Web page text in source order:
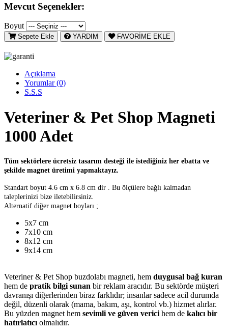
Mevcut Seçenekler:
Boyut
Sepete Ekle YARDIM FAVORİME EKLE
Açıklama
Yorumlar (0)
S.S.S
Veteriner & Pet Shop Magneti
1000 Adet
Tüm sektörlere ücretsiz tasarım desteği ile istediğiniz her ebatta ve
şekilde magnet üretimi yapmaktayız.
Standart boyut 4.6 cm x 6.8 cm dir . Bu ölçülere bağlı kalmadan
taleplerinizi bize iletebilirsiniz.
Alternatif diğer magnet boyları ;
5x7 cm
7x10 cm
8x12 cm
9x14 cm
Veteriner & Pet Shop buzdolabı magneti, hem duygusal bağ kuran
hem de pratik bilgi sunan bir reklam aracıdır. Bu sektörde müşteri
davranışı diğerlerinden biraz farklıdır; insanlar sadece acil durumda
değil, düzenli olarak (mama, bakım, aşı, kontrol vb.) hizmet alırlar.
Bu yüzden magnet hem sevimli ve güven verici hem de kalıcı bir
hatırlatıcı olmalıdır.